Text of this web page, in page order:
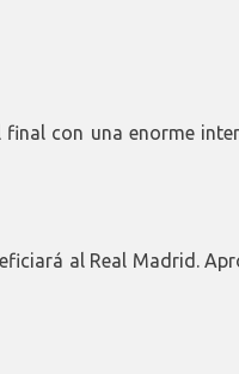
con una enorme
al Real Madrid.